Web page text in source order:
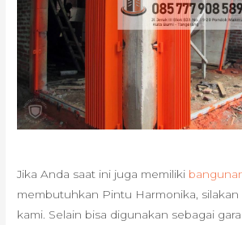
Jika Anda saat ini juga memiliki
membutuhkan Pintu Harmonika,
kami. Selain bisa digunakan sebagai